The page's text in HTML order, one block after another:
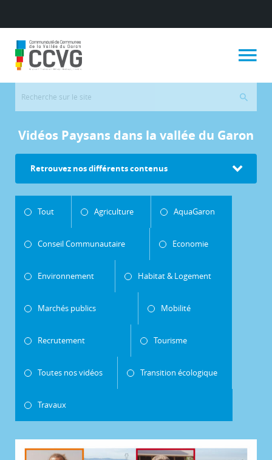
Vidéos Paysans dans la vallée du Garon
Retrouvez nos différents contenus
Tout Agriculture AquaGaron
Conseil Communautaire Economie
Environnement Habitat & Logement
Marchés publics Mobilité
Recrutement Tourisme
Toutes nos vidéos Transition écologique
Travaux